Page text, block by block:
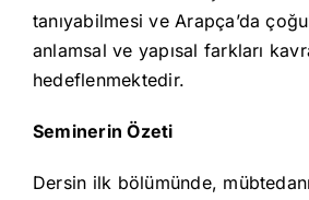
tanıyabilmesi ve Arapça’da
anlamsal ve yapısal farkları
hedeflenmektedir.
Seminerin Özeti
Dersin ilk bölümünde,